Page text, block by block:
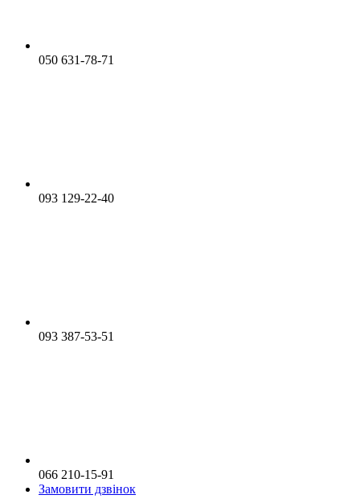
050 631-78-71
093 129-22-40
093 387-53-51
066 210-15-91
Замовити дзвінок